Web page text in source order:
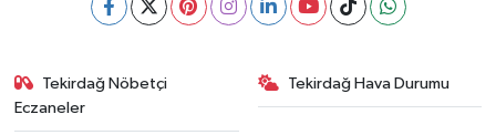
Tekirdağ Nöbetçi
Eczaneler
Tekirdağ Hava Durumu